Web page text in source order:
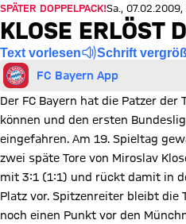
SPÄTER DOPPELPACK!Sa.,
KLOSE ERLÖST
Text vorlesen Schrift
FC Bayern App
Der FC Bayern hat die Patzer
können und den ersten
eingefahren. Am 19. Spieltag
zwei späte Tore von Miroslav
mit 3:1 (1:1) und rückt damit in
Platz vor. Spitzenreiter bleibt die
noch einen Punkt vor den